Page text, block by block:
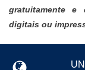
gratuitamente
digitais ou